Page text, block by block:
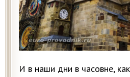
И в наши дни в часовне,